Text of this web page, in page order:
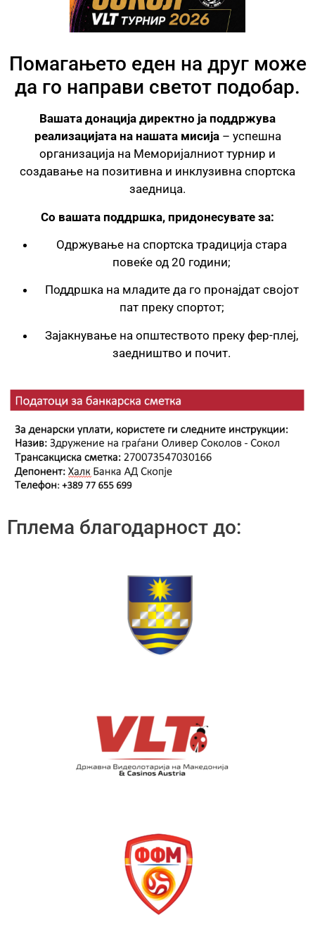
Помагањето еден на друг може
да го направи светот подобар.
Вашата донација директно ја поддржува
реализацијата на нашата мисија– успешна
организација на Меморијалниот турнир и
создавање на позитивна и инклузивна спортска
заедница.
Со вашата поддршка, придонесувате за:
Одржување на спортска традиција стара
повеќе од 20 години;
Поддршка на младите да го пронајдат својот
пат преку спортот;
Зајакнување на општеството преку фер-плеј,
заедништво и почит.
Гплема благодарност до: